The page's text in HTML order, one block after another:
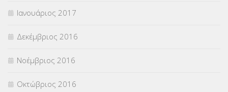
Ιανουάριος 2017
Δεκέμβριος 2016
Νοέμβριος 2016
Οκτώβριος 2016